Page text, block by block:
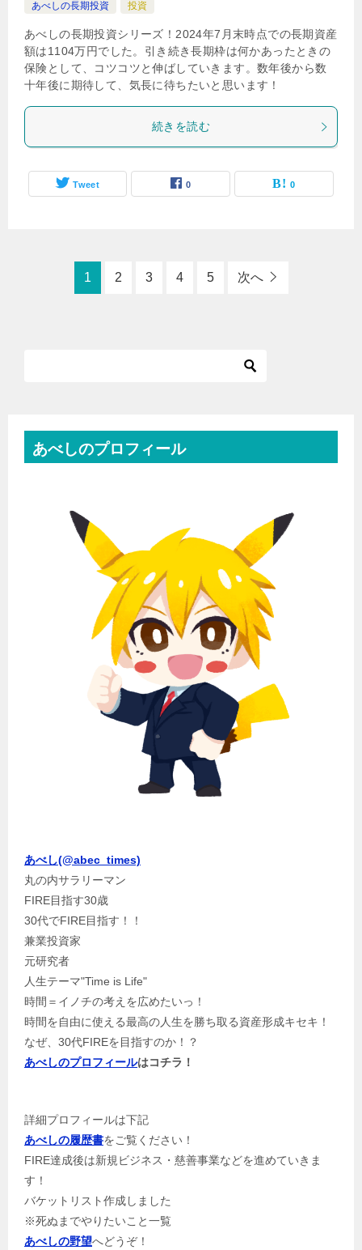
あべしの長期投資 投資
あべしの長期投資シリーズ！2024年7月末時点での長期資産
額は1104万円でした。引き続き長期枠は何かあったときの
保険として、コツコツと伸ばしていきます。数年後から数
十年後に期待して、気長に待ちたいと思います！
続きを読む
Tweet 0 0
1 2 3 4 5 次へ
あべしのプロフィール
あべし(@abec_times)
丸の内サラリーマン
FIRE目指す30歳
30代でFIRE目指す！！
兼業投資家
元研究者
人生テーマ"Time is Life"
時間＝イノチの考えを広めたいっ！
時間を自由に使える最高の人生を勝ち取る資産形成キセキ！
なぜ、30代FIREを目指すのか！？
あべしのプロフィールはコチラ！
詳細プロフィールは下記
あべしの履歴書をご覧ください！
FIRE達成後は新規ビジネス・慈善事業などを進めていきま
す！
バケットリスト作成しました
※死ぬまでやりたいこと一覧
あべしの野望へどうぞ！